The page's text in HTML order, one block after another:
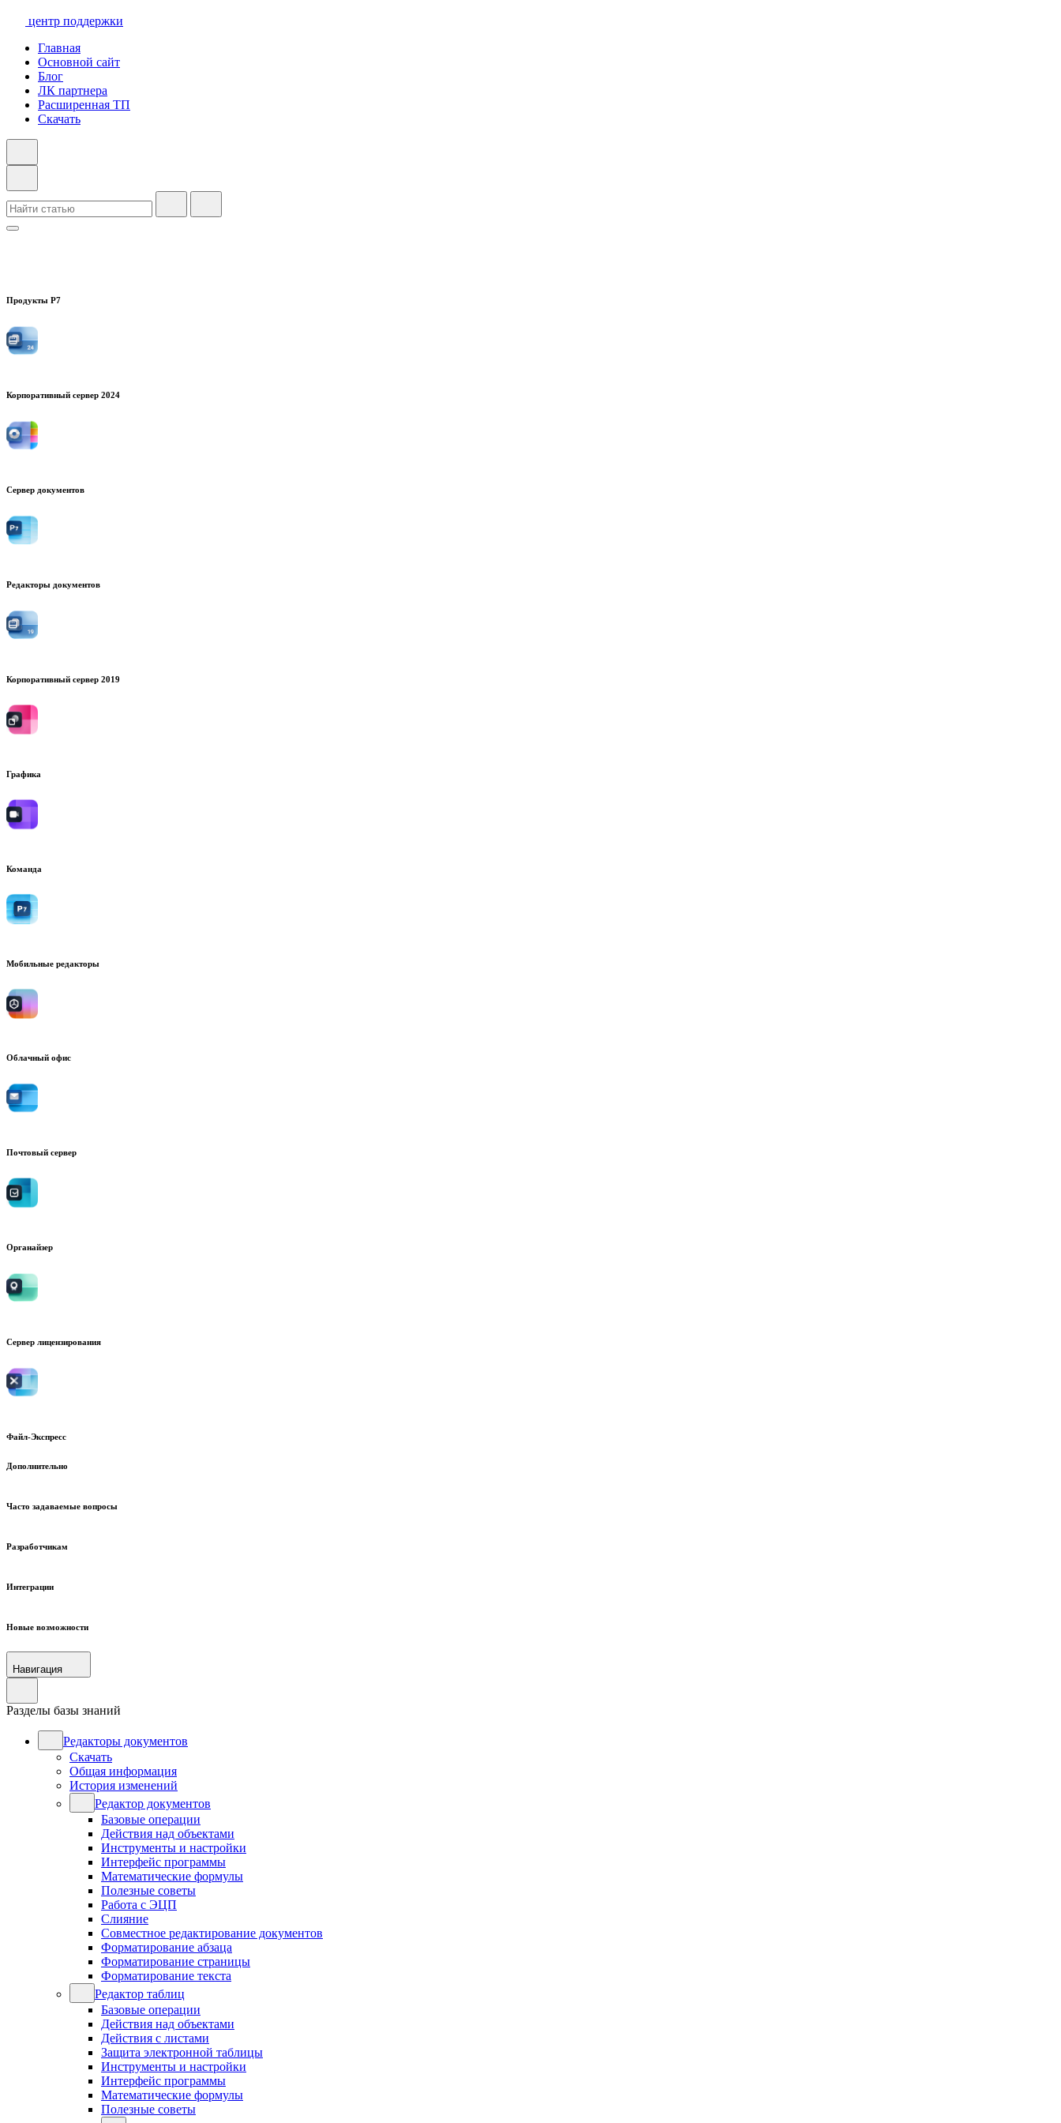
центр поддержки
Главная
Основной сайт
Блог
ЛК партнера
Расширенная ТП
Скачать
Продукты Р7
Корпоративный сервер 2024
Сервер документов
Редакторы документов
Корпоративный сервер 2019
Графика
Команда
Мобильные редакторы
Облачный офис
Почтовый сервер
Органайзер
Сервер лицензирования
Файл-Экспресс
Дополнительно
Часто задаваемые вопросы
Разработчикам
Интеграции
Новые возможности
Навигация
Разделы базы знаний
Редакторы документов
Скачать
Общая информация
История изменений
Редактор документов
Базовые операции
Действия над объектами
Инструменты и настройки
Интерфейс программы
Математические формулы
Полезные советы
Работа с ЭЦП
Слияние
Совместное редактирование документов
Форматирование абзаца
Форматирование страницы
Форматирование текста
Редактор таблиц
Базовые операции
Действия над объектами
Действия с листами
Защита электронной таблицы
Инструменты и настройки
Интерфейс программы
Математические формулы
Полезные советы